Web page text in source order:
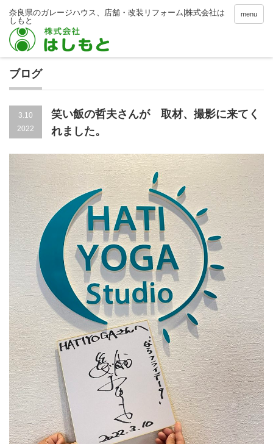
menu
ブログ
3.10
2022
笑い飯の哲夫さんが 取材、撮影に来てく
れました。